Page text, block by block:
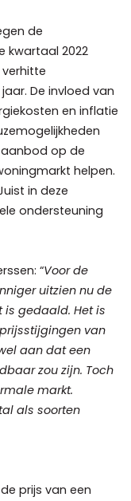
de
kwartaal 2022
De invloed van
en inflatie
op de
helpen.
in deze
ondersteuning
“Voor de
uitzien nu de
gedaald. Het is
van
aan dat een
zou zijn. Toch
markt.
als soorten
prijs van een